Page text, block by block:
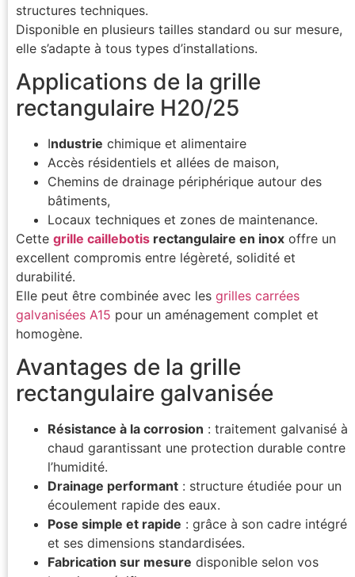
structures techniques.
Disponible en plusieurs tailles standard ou sur mesure,
elle s’adapte à tous types d’installations.
Applications de la grille
rectangulaire H20/25
Industrie chimique et alimentaire
Accès résidentiels et allées de maison,
Chemins de drainage périphérique autour des
bâtiments,
Locaux techniques et zones de maintenance.
Cette grille caillebotis rectangulaire en inox offre un
excellent compromis entre légèreté, solidité et
durabilité.
Elle peut être combinée avec les grilles carrées
galvanisées A15 pour un aménagement complet et
homogène.
Avantages de la grille
rectangulaire galvanisée
Résistance à la corrosion : traitement galvanisé à
chaud garantissant une protection durable contre
l’humidité.
Drainage performant : structure étudiée pour un
écoulement rapide des eaux.
Pose simple et rapide : grâce à son cadre intégré
et ses dimensions standardisées.
Fabrication sur mesure disponible selon vos